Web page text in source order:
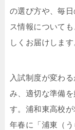
の選び方や、毎
ス情報について
しくお届けします
入試制度が変わ
み、適切な準備
す。浦和東高校
年春に「浦東（